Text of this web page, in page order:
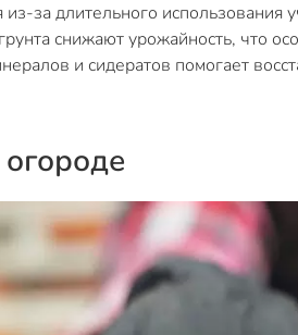
за длительного использования
снижают урожайность, что
и сидератов помогает